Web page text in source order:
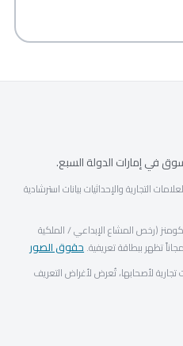
التجارية والإحداثيات بيانات استرشادية
(رخص المشاع الإبداعي / الملكية
تظهر ببطاقة تعريفية.حقوق الصور
لأصحابها، تُعرض لأغراض التعريف